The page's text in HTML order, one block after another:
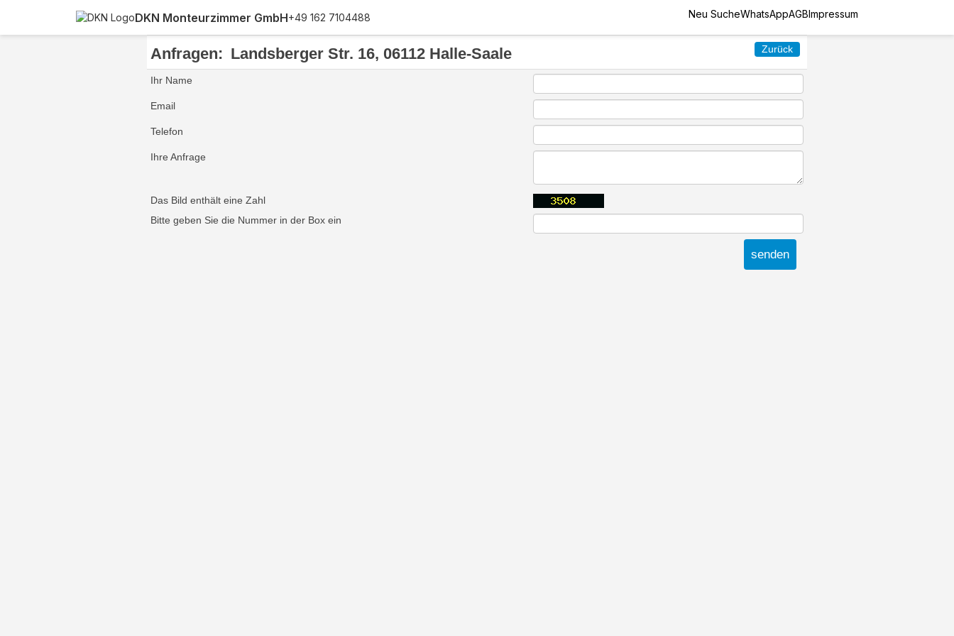
DKN Monteurzimmer GmbH+49 162 7104488 Neu SucheWhatsAppAGBImpressum
Zurück
Anfragen: Landsberger Str. 16, 06112 Halle-Saale
Ihr Name
Email
Telefon
Ihre Anfrage
Das Bild enthält eine Zahl
Bitte geben Sie die Nummer in der Box ein